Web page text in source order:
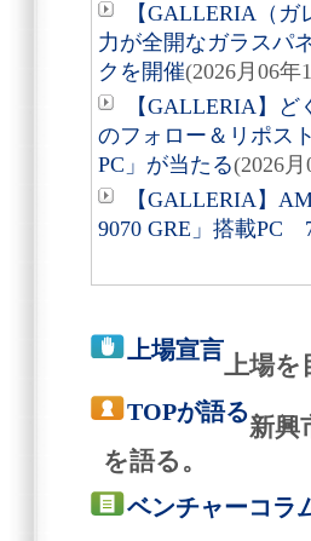
【GALLERIA（
力が全開なガラス
クを開催(2026月06年
【GALLERIA】
のフォロー＆リポス
PC」が当たる(2026
【GALLERIA】
9070 GRE」搭載
上場宣言
上場を
TOPが語る
新興
を語る。
ベンチャーコラ